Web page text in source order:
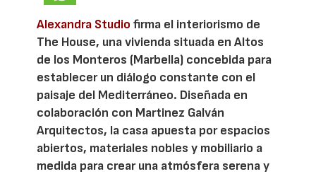
Alexandra Studio firma el interiorismo de
The House, una vivienda situada en Altos
de los Monteros (Marbella) concebida para
establecer un diálogo constante con el
paisaje del Mediterráneo. Diseñada en
colaboración con Martinez Galván
Arquitectos, la casa apuesta por espacios
abiertos, materiales nobles y mobiliario a
medida para crear una atmósfera serena y